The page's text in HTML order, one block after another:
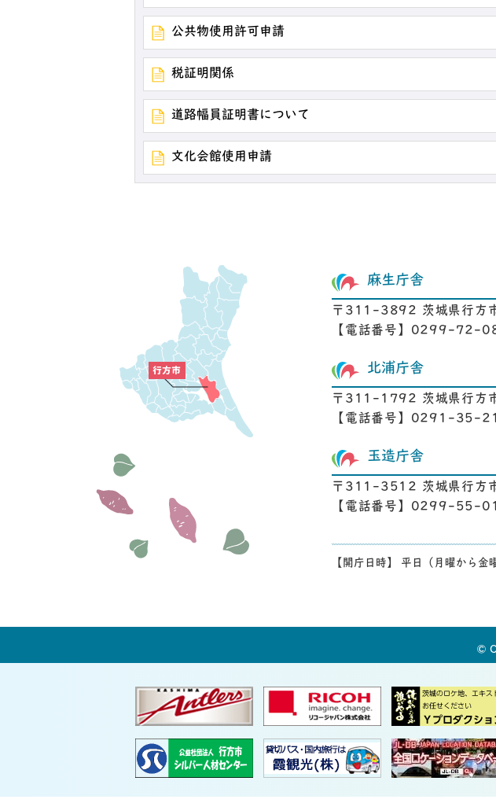
公共物使用許可申請
税証明関係
道路幅員証明書について
文化会館使用申請
麻生庁舎
〒311-3892 茨城県行方
【電話番号】0299-72-
北浦庁舎
〒311-1792 茨城県行方
【電話番号】0291-35-
玉造庁舎
〒311-3512 茨城県行方
【電話番号】0299-55-
【開庁日時】 平日（月曜から
©